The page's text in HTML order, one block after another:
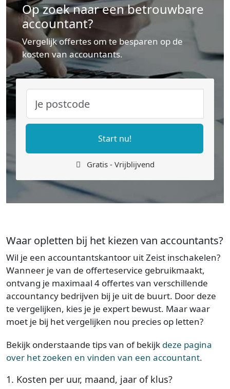
Op zoek naar een betrouwbare
accountant?
Vergelijk offertes om te besparen op de
kosten van accountants.
Start nu!
Gratis - Vrijblijvend
Waar opletten bij het kiezen van accountants?
Wil je een accountantskantoor uit Zeist inschakelen?
Wanneer je van de offerteservice gebruikmaakt,
ontvang je maximaal 4 offertes van verschillende
accountancy bedrijven bij je uit de buurt. Door deze
te vergelijken, kies je je expert bewust. Maar waar
moet je bij het vergelijken nou precies op letten?
Bekijk onderstaande tips van of bekijk deze pagina
over het zoeken en vinden van een accountant.
1. Kosten per uur, maand, jaar of klus?